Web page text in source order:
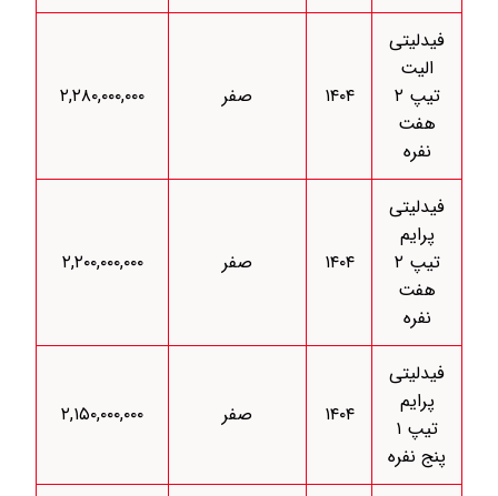
فیدلیتی
الیت
تیپ ۲
هفت
نفره
۱۴۰۴ صفر ۲,۲۸۰,۰۰۰,۰۰۰
فیدلیتی
پرایم
تیپ ۲
هفت
نفره
۱۴۰۴ صفر ۲,۲۰۰,۰۰۰,۰۰۰
فیدلیتی
پرایم
تیپ ۱
پنج نفره
۱۴۰۴ صفر ۲,۱۵۰,۰۰۰,۰۰۰